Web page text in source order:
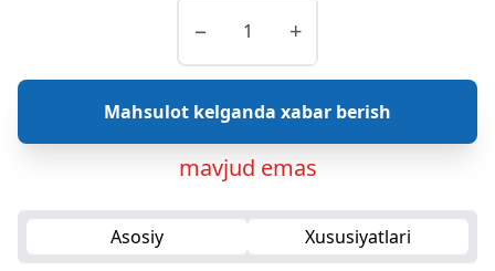
− +
Mahsulot kelganda xabar berish
mavjud emas
Asosiy Xususiyatlari